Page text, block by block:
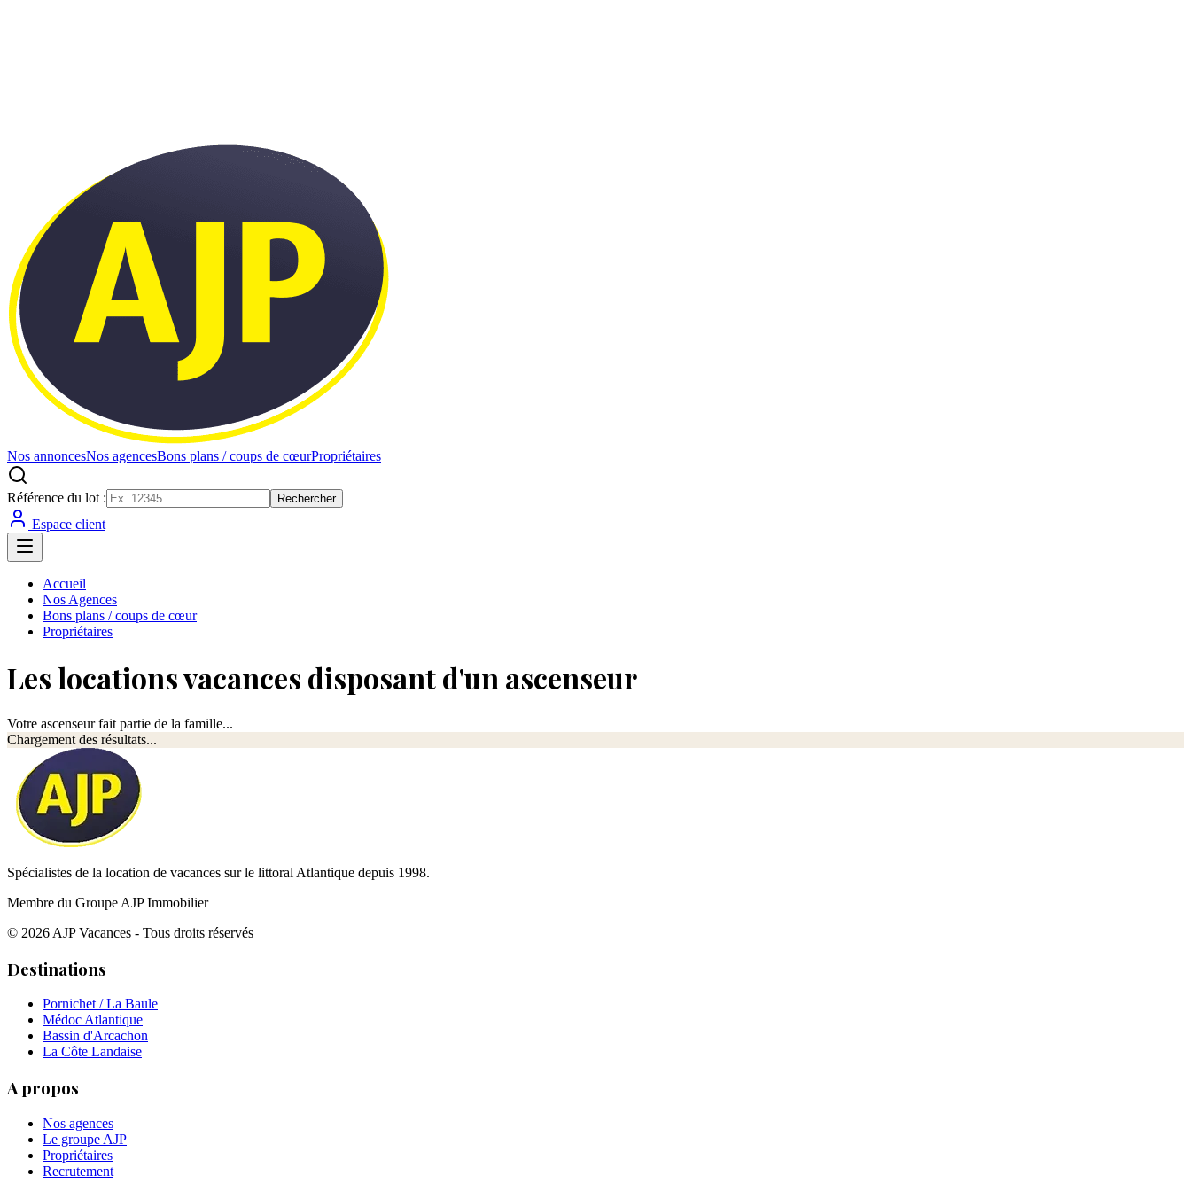
Nos annoncesNos agencesBons plans / coups de cœurPropriétaires
Référence du lot : Rechercher
Espace client
Accueil
Nos Agences
Bons plans / coups de cœur
Propriétaires
Les locations vacances disposant d'un ascenseur
Votre ascenseur fait partie de la famille...
Chargement des résultats...
Spécialistes de la location de vacances sur le littoral Atlantique depuis 1998.
Membre du Groupe AJP Immobilier
© 2026 AJP Vacances - Tous droits réservés
Destinations
Pornichet / La Baule
Médoc Atlantique
Bassin d'Arcachon
La Côte Landaise
A propos
Nos agences
Le groupe AJP
Propriétaires
Recrutement